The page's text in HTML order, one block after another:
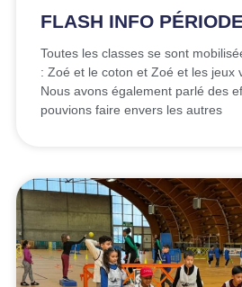
FLASH INFO
Toutes les classes se sont
: Zoé et le coton et Zoé et les jeux
Nous avons également parlé des
pouvions faire envers les autres